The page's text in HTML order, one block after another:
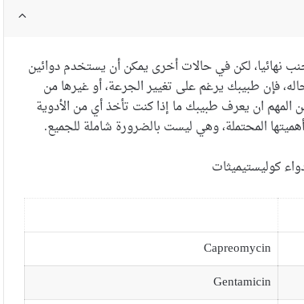
نهائيا،لكن في حالات أخرى يمكن أن يستخدمدوائين
، فإن طبيبك يرغم على تغييرالجرعة،أوغيرها من
المهم ان يعرف طبيبكما إذاكنت تأخذ أيمن الأدوية
أهميتها المحتملة، وهي ليست بالضرورة شاملة للجميع.
كوليستيميثات
Capreomycin
Gentamicin